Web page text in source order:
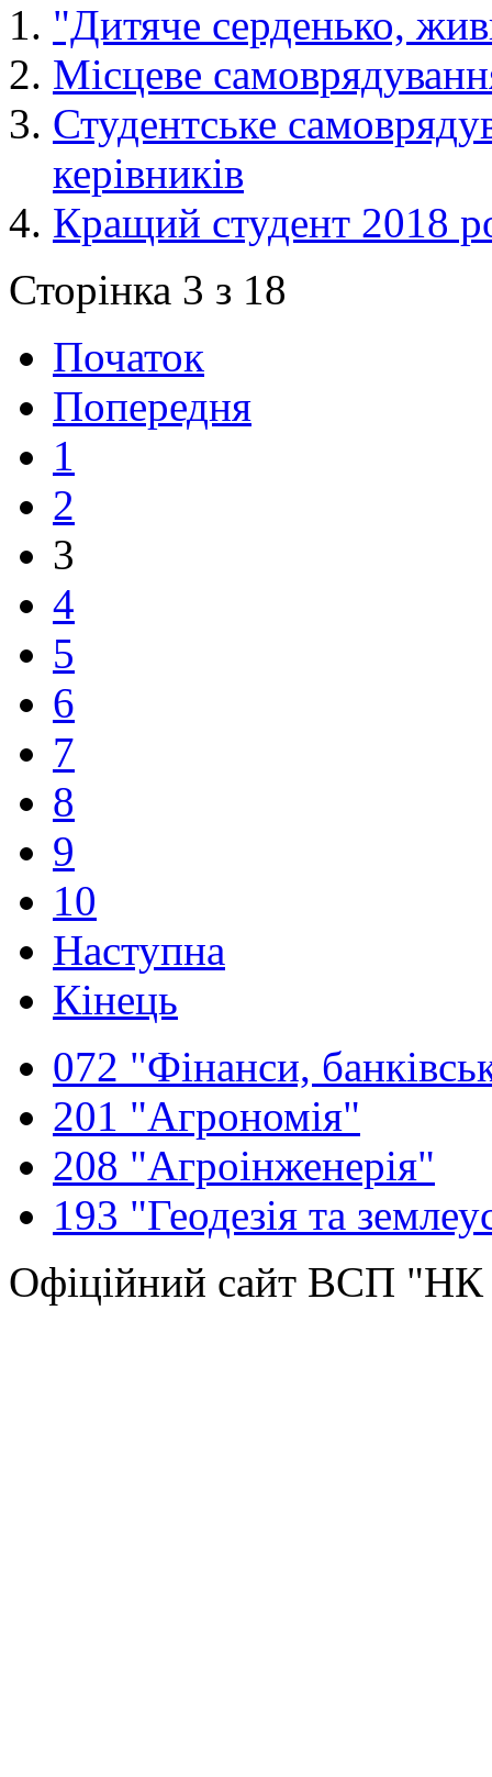
"Дитяче серденько,
Місцеве
Студентське
керівників
Кращий студент 2018
Сторінка 3 з 18
Початок
Попередня
1
2
3
4
5
6
7
8
9
10
Наступна
Кінець
072 "Фінанси,
201 "Агрономія"
208 "Агроінженерія"
193 "Геодезія та
Офіційний сайт ВСП